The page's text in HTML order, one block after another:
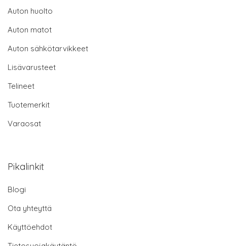
Auton huolto
Auton matot
Auton sähkötarvikkeet
Lisävarusteet
Telineet
Tuotemerkit
Varaosat
Pikalinkit
Blogi
Ota yhteyttä
Käyttöehdot